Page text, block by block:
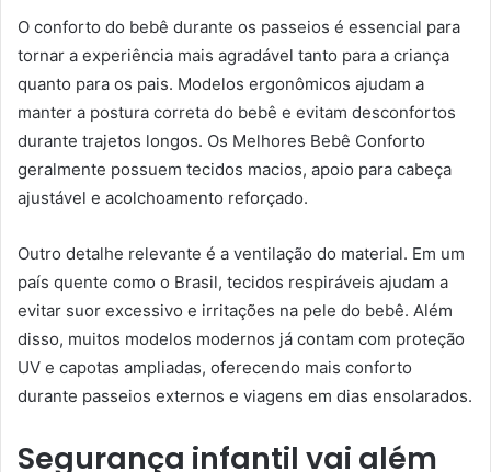
O conforto do bebê durante os passeios é essencial para
tornar a experiência mais agradável tanto para a criança
quanto para os pais. Modelos ergonômicos ajudam a
manter a postura correta do bebê e evitam desconfortos
durante trajetos longos. Os Melhores Bebê Conforto
geralmente possuem tecidos macios, apoio para cabeça
ajustável e acolchoamento reforçado.
Outro detalhe relevante é a ventilação do material. Em um
país quente como o Brasil, tecidos respiráveis ajudam a
evitar suor excessivo e irritações na pele do bebê. Além
disso, muitos modelos modernos já contam com proteção
UV e capotas ampliadas, oferecendo mais conforto
durante passeios externos e viagens em dias ensolarados.
Segurança infantil vai além